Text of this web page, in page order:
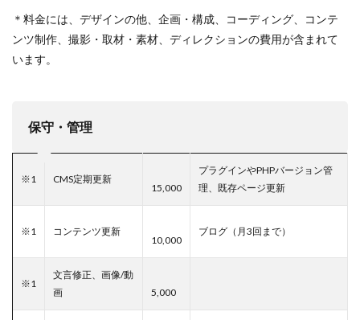
＊料金には、デザインの他、企画・構成、コーディング、コンテ
ンツ制作、撮影・取材・素材、ディレクションの費用が含まれて
います。
保守・管理
※1 CMS定期更新
15,000
プラグインやPHPバージョン管
理、既存ページ更新
※1 コンテンツ更新
10,000
ブログ（月3回まで）
※1
文言修正、画像/動
画
5,000